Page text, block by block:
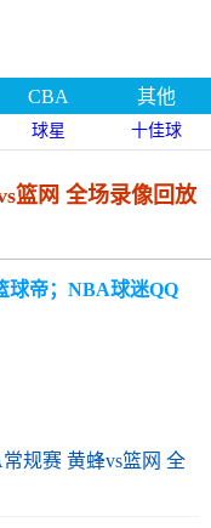
CBA 其他
球星 十佳球
篮网 全场录像回放
球帝；NBA球迷QQ
规赛 黄蜂vs篮网 全